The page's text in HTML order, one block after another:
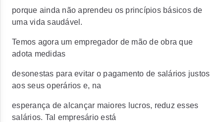
porque ainda não aprendeu os princípios básicos de
uma vida saudável.
Temos agora um empregador de mão de obra que
adota medidas
desonestas para evitar o pagamento de salários justos
aos seus operários e, na
esperança de alcançar maiores lucros, reduz esses
salários. Tal empresário está